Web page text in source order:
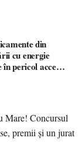
din
cu energie
pericol accesul